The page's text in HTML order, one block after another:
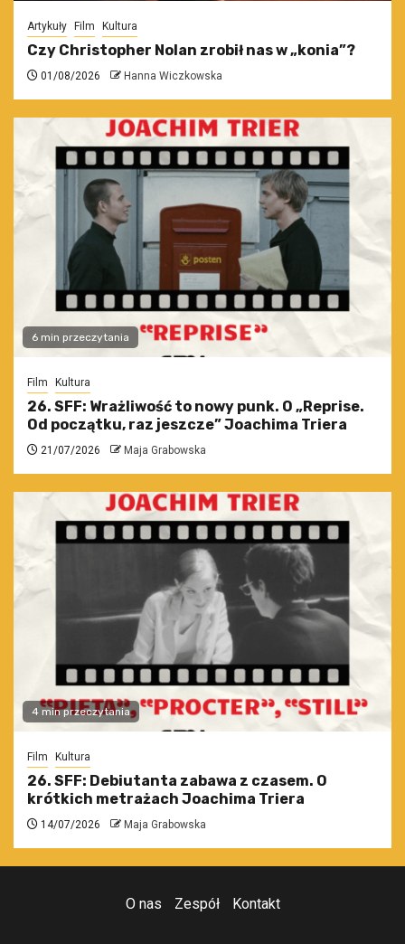
Artykuły Film Kultura
Czy Christopher Nolan zrobił nas w „konia”?
01/08/2026 Hanna Wiczkowska
6 min przeczytania
Film Kultura
26. SFF: Wrażliwość to nowy punk. O „Reprise.
Od początku, raz jeszcze” Joachima Triera
21/07/2026 Maja Grabowska
4 min przeczytania
Film Kultura
26. SFF: Debiutanta zabawa z czasem. O
krótkich metrażach Joachima Triera
14/07/2026 Maja Grabowska
O nas Zespół Kontakt